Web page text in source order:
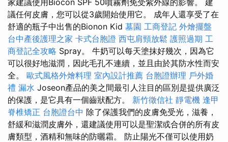
家建議使用Biocon SPF 50噴霧劑免受紫外線的影響。 建
議任何皮膚，您可以從3歲開始使用它。 成年人還享受了在
舒適的瓶子中出售的Bionon Kid 墓園 工商登記 外燴擺盤
台中產後護理之家 卡式台胞證 西屯肩頸放鬆 護照過期 工
商登記全攻略 Spray。 牛奶可以每天塗抹好幾次，因為它
可以很好地滋潤，因此毛孔不連續，並且由於其防水性而安
全。 歐式風格外燴料理 室內設計推薦 台胞證辦理 戶外婚
禮 漏水 Joseon產品的美之間最引人注目的區別是提供廣泛
的保護，是它具有一個齒狀配方。 新竹徵信社 靜電機 逢甲
脊椎矯正 台胞證台中 除了保護我們的皮膚免受光，滋養，
舒緩和滋潤皮膚外，還建議使用可以是聖潔或合併的所有皮
膚類型，酒精和無味的防曬霜。 防止陽光不僅可以使用奶